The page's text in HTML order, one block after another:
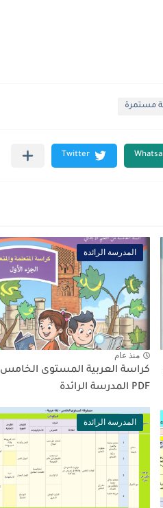
مستمرة
المدرسة الرائدة
منذ عام
كراسة العربية المستوى الخامس
PDF المدرسة الرائدة
المدرسة الرائدة